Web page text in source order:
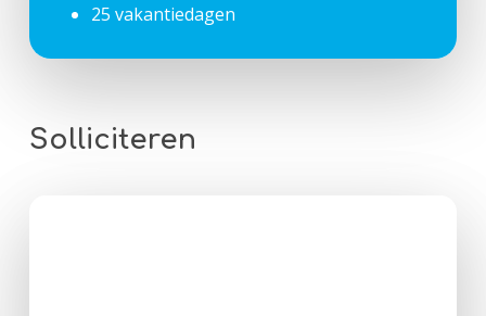
25 vakantiedagen
Solliciteren